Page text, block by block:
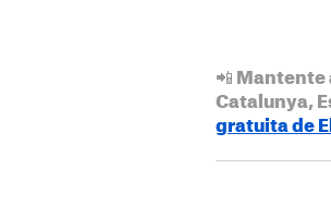
📲 Mantente
Catalunya,
gratuita de